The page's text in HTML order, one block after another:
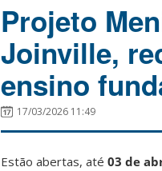
Projeto
Joinville,
ensino
17/03/2026 11:49
Estão abertas, até 03 de